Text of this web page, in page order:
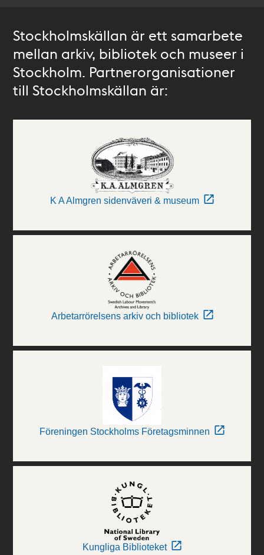
Stockholmskällan är ett samarbete
mellan arkiv, bibliotek och museer i
Stockholm. Partnerorganisationer
till Stockholmskällan är:
K A Almgren sidenväveri & museum
Arbetarrörelsens arkiv och bibliotek
Föreningen Stockholms Företagsminnen
Kungliga Biblioteket